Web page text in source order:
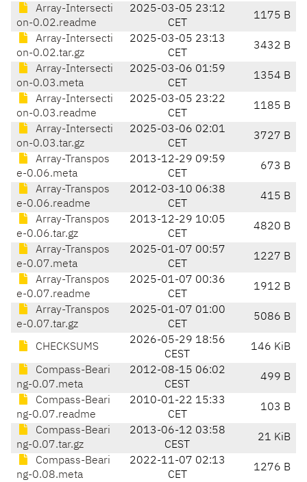
Array-Intersecti
on-0.02.readme
2025-03-05 23:12
CET
1175 B
Array-Intersecti
on-0.02.tar.gz
2025-03-05 23:13
CET
3432 B
Array-Intersecti
on-0.03.meta
2025-03-06 01:59
CET
1354 B
Array-Intersecti
on-0.03.readme
2025-03-05 23:22
CET
1185 B
Array-Intersecti
on-0.03.tar.gz
2025-03-06 02:01
CET
3727 B
Array-Transpos
e-0.06.meta
2013-12-29 09:59
CET
673 B
Array-Transpos
e-0.06.readme
2012-03-10 06:38
CET
415 B
Array-Transpos
e-0.06.tar.gz
2013-12-29 10:05
CET
4820 B
Array-Transpos
e-0.07.meta
2025-01-07 00:57
CET
1227 B
Array-Transpos
e-0.07.readme
2025-01-07 00:36
CET
1912 B
Array-Transpos
e-0.07.tar.gz
2025-01-07 01:00
CET
5086 B
CHECKSUMS
2026-05-29 18:56
CEST
146 KiB
Compass-Beari
ng-0.07.meta
2012-08-15 06:02
CEST
499 B
Compass-Beari
ng-0.07.readme
2010-01-22 15:33
CET
103 B
Compass-Beari
ng-0.07.tar.gz
2013-06-12 03:58
CEST
21 KiB
Compass-Beari
ng-0.08.meta
2022-11-07 02:13
CET
1276 B